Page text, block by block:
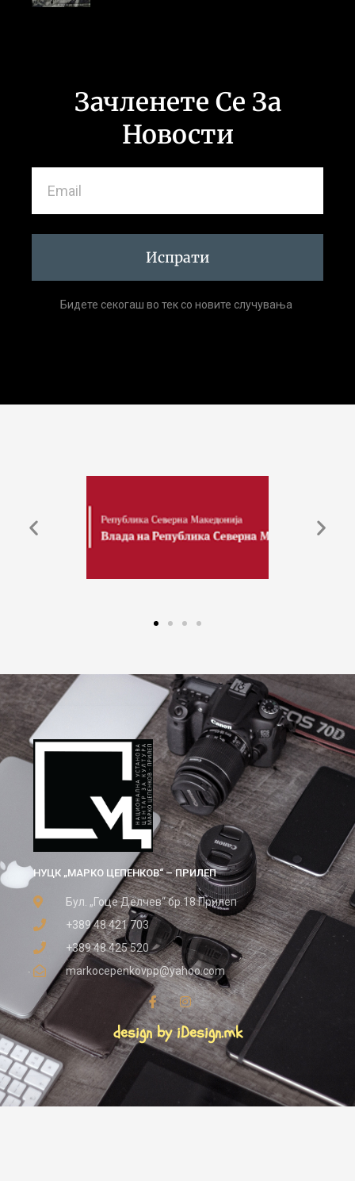
Зачленете Се За
Новости
Испрати
Бидете секогаш во тек со новите случувања
НУЦК „МАРКО ЦЕПЕНКОВ“ – ПРИЛЕП
Бул. „Гоце Делчев“ бр.18 Прилеп
+389 48 421 703
+389 48 425 520
markocepenkovpp@yahoo.com
design by iDesign.mk